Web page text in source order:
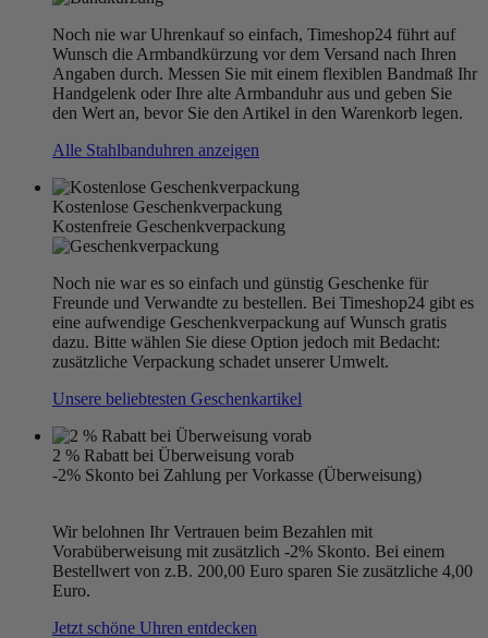
Noch nie war Uhrenkauf so einfach, Timeshop24 führt auf
Wunsch die Armbandkürzung vor dem Versand nach Ihren
Angaben durch. Messen Sie mit einem flexiblen Bandmaß Ihr
Handgelenk oder Ihre alte Armbanduhr aus und geben Sie
den Wert an, bevor Sie den Artikel in den Warenkorb legen.
Alle Stahlbanduhren anzeigen
Kostenlose Geschenkverpackung
Kostenfreie Geschenkverpackung
Noch nie war es so einfach und günstig Geschenke für
Freunde und Verwandte zu bestellen. Bei Timeshop24 gibt es
eine aufwendige Geschenkverpackung auf Wunsch gratis
dazu. Bitte wählen Sie diese Option jedoch mit Bedacht:
zusätzliche Verpackung schadet unserer Umwelt.
Unsere beliebtesten Geschenkartikel
2 % Rabatt bei Überweisung vorab
-2% Skonto bei Zahlung per Vorkasse (Überweisung)
Wir belohnen Ihr Vertrauen beim Bezahlen mit
Vorabüberweisung mit zusätzlich -2% Skonto. Bei einem
Bestellwert von z.B. 200,00 Euro sparen Sie zusätzliche 4,00
Euro.
Jetzt schöne Uhren entdecken